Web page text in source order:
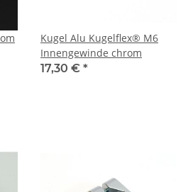
Kugel Alu Kugelflex® M6
Innengewinde chrom
17,30 € *